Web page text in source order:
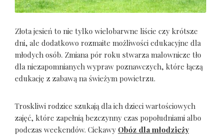
Złota jesień to nie tylko wielobarwne liście czy krótsze
dni, ale dodatkowo rozmaite możliwości edukacyjne dla
młodych osób. Zmiana pór roku stwarza malownicze tło
dla niezapomnianych wypraw poznawczych, które łączą
edukację z zabawą na świeżym powietrzu.
Troskliwi rodzice szukają dla ich dzieci wartościowych
zajęć, które zapełnią bezczynny czas popołudniami albo
podczas weekendów. Ciekawy Obóz dla młodzieży